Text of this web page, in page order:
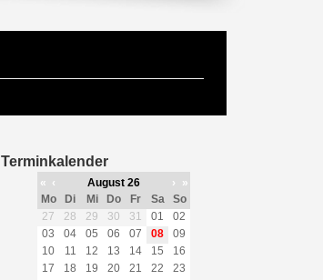
Terminkalender
« ‹ August 26 ›
»
Mo
Di Mi Do Fr Sa
So
27
28 29 30 31 01
02
03
04 05 06 07 08
09
10
11 12 13 14 15
16
17
18 19 20 21 22
23